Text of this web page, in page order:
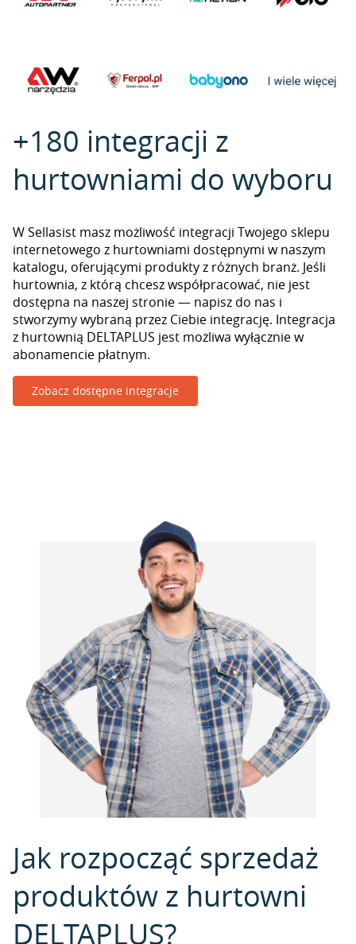
+180 integracji z
hurtowniami do wyboru
W Sellasist masz możliwość integracji Twojego sklepu
internetowego z hurtowniami dostępnymi w naszym
katalogu, oferującymi produkty z różnych branż. Jeśli
hurtownia, z którą chcesz współpracować, nie jest
dostępna na naszej stronie — napisz do nas i
stworzymy wybraną przez Ciebie integrację. Integracja
z hurtownią DELTAPLUS jest możliwa wyłącznie w
abonamencie płatnym.
Zobacz dostępne integracje
Jak rozpocząć sprzedaż
produktów z hurtowni
DELTAPLUS?